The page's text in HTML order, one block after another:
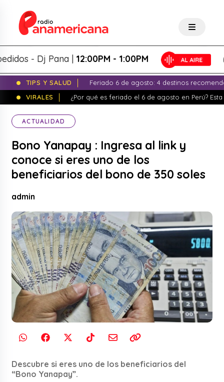
- Dj Pana |12:00PM - 1:00PM
TIPS Y SALUD
Feriado 6 de agosto: 4 destinos
VIRALES
¿Por qué es feriado el 6 de agosto en Perú?
ACTUALIDAD
Bono Yanapay : Ingresa al link y
conoce si eres uno de los
beneficiarios del bono de 350 soles
admin
Descubre si eres uno de los beneficiarios del
“Bono Yanapay”.